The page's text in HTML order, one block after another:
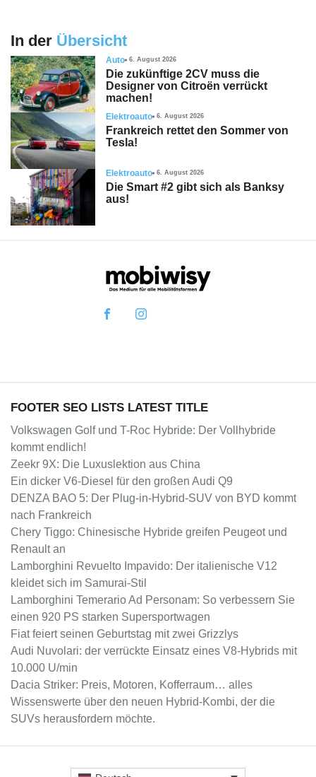
In der Übersicht
Auto 6. August 2026
Die zukünftige 2CV muss die
Designer von Citroën verrückt
machen!
Elektroauto 6. August 2026
Frankreich rettet den Sommer von
Tesla!
Elektroauto 6. August 2026
Die Smart #2 gibt sich als Banksy
aus!
FOOTER SEO LISTS LATEST TITLE
Volkswagen Golf und T-Roc Hybride: Der Vollhybride
kommt endlich!
Zeekr 9X: Die Luxuslektion aus China
Ein dicker V6-Diesel für den großen Audi Q9
DENZA BAO 5: Der Plug-in-Hybrid-SUV von BYD kommt
nach Frankreich
Chery Tiggo: Chinesische Hybride greifen Peugeot und
Renault an
Lamborghini Revuelto Impavido: Der italienische V12
kleidet sich im Samurai-Stil
Lamborghini Temerario Ad Personam: So verbessern Sie
einen 920 PS starken Supersportwagen
Fiat feiert seinen Geburtstag mit zwei Grizzlys
Audi Nuvolari: der verrückte Einsatz eines V8-Hybrids mit
10.000 U/min
Dacia Striker: Preis, Motoren, Kofferraum… alles
Wissenswerte über den neuen Hybrid-Kombi, der die
SUVs herausfordern möchte.